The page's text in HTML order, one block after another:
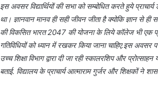
इस अवसर विद्यार्थियों की सभा को सम्बोधित करते हुये
था। ज्ञानवान मानव ही सही जीवन जीता है क्योकि ज्ञान से
की विकसित भारत 2047 की योजना के लिये कॉलेज भी एक
गतिविधियों को ध्यान में रखकर किया जाना चाहिए.इस
उच्च शिक्षा विभाग द्वारा दी जा रही स्कालरशिप और
बताई. विद्यालय के प्राचार्य आत्माराम गुर्जर और शिक्षकों ने